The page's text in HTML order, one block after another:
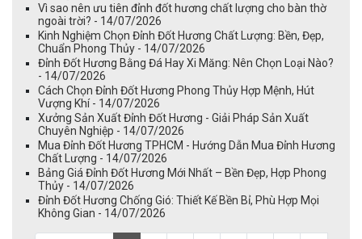
Vì sao nên ưu tiên đỉnh đốt hương chất lượng cho bàn thờ
ngoài trời? - 14/07/2026
Kinh Nghiệm Chọn Đỉnh Đốt Hương Chất Lượng: Bền, Đẹp,
Chuẩn Phong Thủy - 14/07/2026
Đỉnh Đốt Hương Bằng Đá Hay Xi Măng: Nên Chọn Loại Nào?
- 14/07/2026
Cách Chọn Đỉnh Đốt Hương Phong Thủy Hợp Mệnh, Hút
Vượng Khí - 14/07/2026
Xưởng Sản Xuất Đỉnh Đốt Hương - Giải Pháp Sản Xuất
Chuyên Nghiệp - 14/07/2026
Mua Đỉnh Đốt Hương TPHCM - Hướng Dẫn Mua Đỉnh Hương
Chất Lượng - 14/07/2026
Bảng Giá Đỉnh Đốt Hương Mới Nhất – Bền Đẹp, Hợp Phong
Thủy - 14/07/2026
Đỉnh Đốt Hương Chống Gió: Thiết Kế Bền Bỉ, Phù Hợp Mọi
Không Gian - 14/07/2026